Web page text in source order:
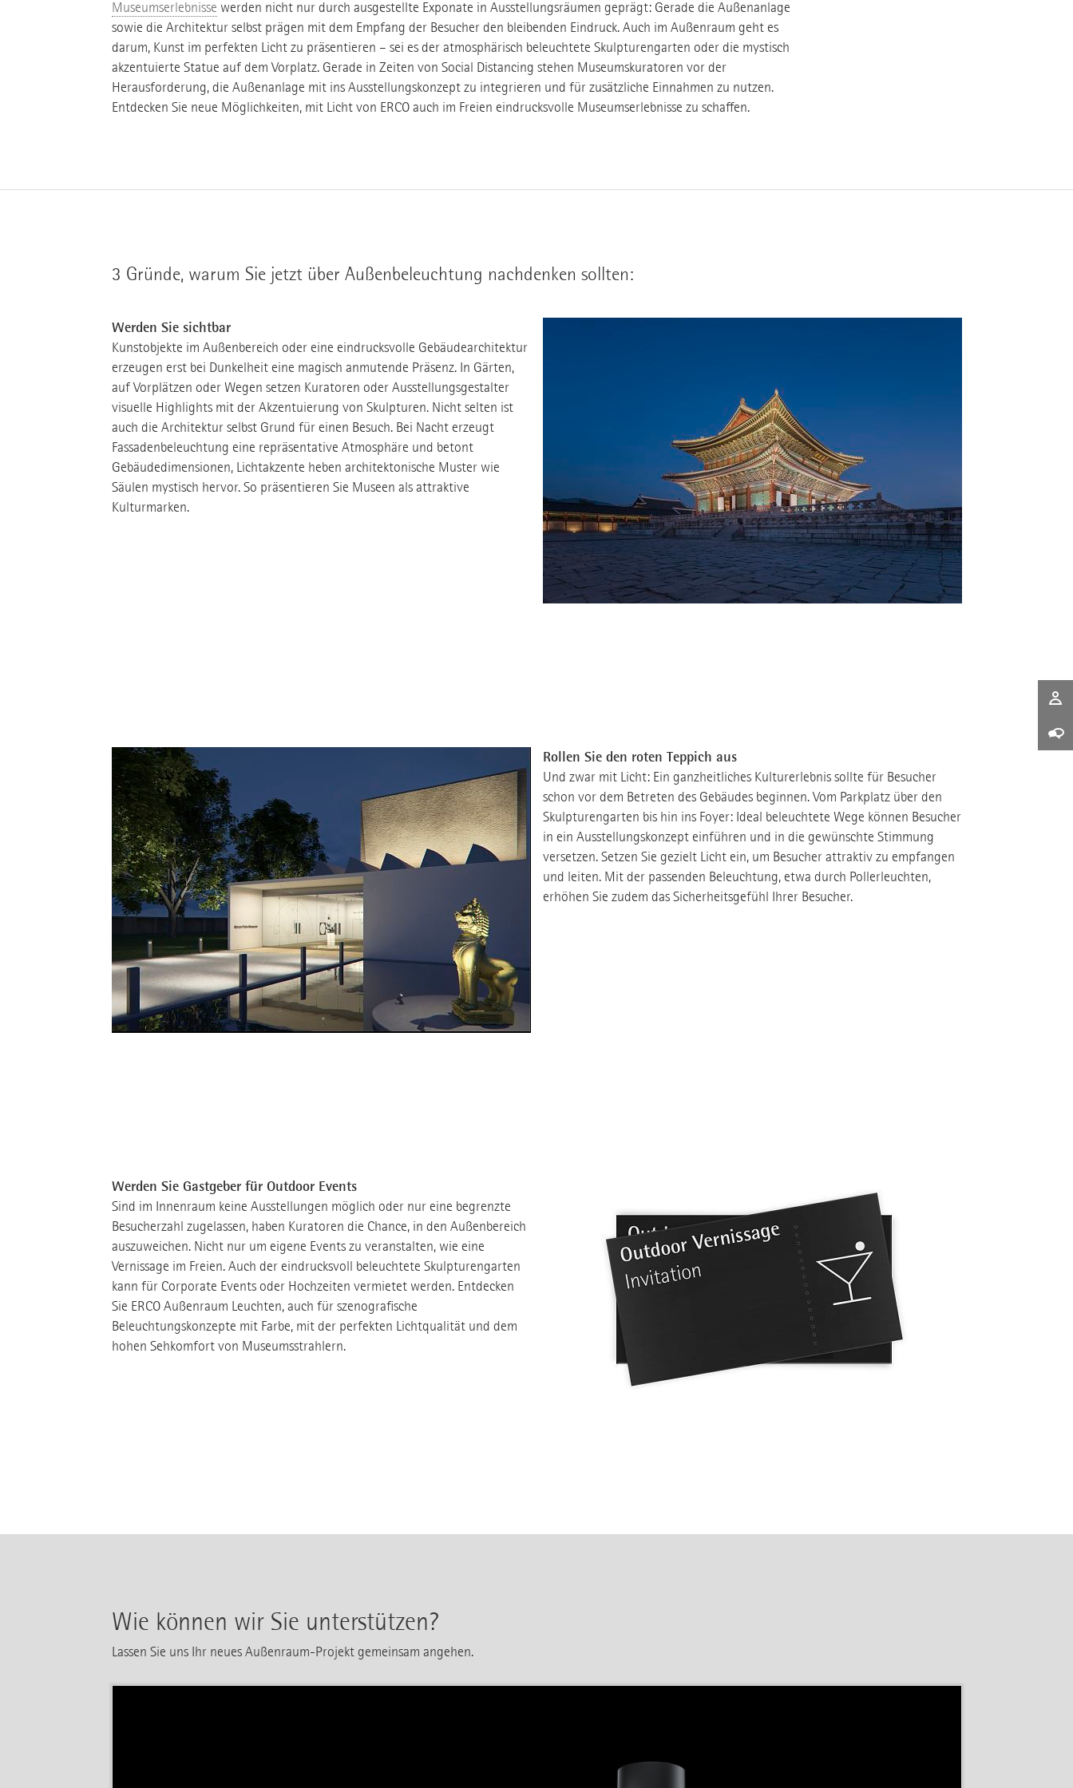
Museumserlebnisse werden nicht nur durch ausgestellte Exponate in Ausstellungsräumen geprägt: Gerade die Außenanlage
sowie die Architektur selbst prägen mit dem Empfang der Besucher den bleibenden Eindruck. Auch im Außenraum geht es
darum, Kunst im perfekten Licht zu präsentieren – sei es der atmosphärisch beleuchtete Skulpturengarten oder die mystisch
akzentuierte Statue auf dem Vorplatz. Gerade in Zeiten von Social Distancing stehen Museumskuratoren vor der
Herausforderung, die Außenanlage mit ins Ausstellungskonzept zu integrieren und für zusätzliche Einnahmen zu nutzen.
Entdecken Sie neue Möglichkeiten, mit Licht von ERCO auch im Freien eindrucksvolle Museumserlebnisse zu schaffen.
3 Gründe, warum Sie jetzt über Außenbeleuchtung nachdenken sollten:
Werden Sie sichtbar
Kunstobjekte im Außenbereich oder eine eindrucksvolle Gebäudearchitektur
erzeugen erst bei Dunkelheit eine magisch anmutende Präsenz. In Gärten,
auf Vorplätzen oder Wegen setzen Kuratoren oder Ausstellungsgestalter
visuelle Highlights mit der Akzentuierung von Skulpturen. Nicht selten ist
auch die Architektur selbst Grund für einen Besuch. Bei Nacht erzeugt
Fassadenbeleuchtung eine repräsentative Atmosphäre und betont
Gebäudedimensionen, Lichtakzente heben architektonische Muster wie
Säulen mystisch hervor. So präsentieren Sie Museen als attraktive
Kulturmarken.
Rollen Sie den roten Teppich aus
Und zwar mit Licht: Ein ganzheitliches Kulturerlebnis sollte für Besucher
schon vor dem Betreten des Gebäudes beginnen. Vom Parkplatz über den
Skulpturengarten bis hin ins Foyer: Ideal beleuchtete Wege können Besucher
in ein Ausstellungskonzept einführen und in die gewünschte Stimmung
versetzen. Setzen Sie gezielt Licht ein, um Besucher attraktiv zu empfangen
und leiten. Mit der passenden Beleuchtung, etwa durch Pollerleuchten,
erhöhen Sie zudem das Sicherheitsgefühl Ihrer Besucher.
Werden Sie Gastgeber für Outdoor Events
Sind im Innenraum keine Ausstellungen möglich oder nur eine begrenzte
Besucherzahl zugelassen, haben Kuratoren die Chance, in den Außenbereich
auszuweichen. Nicht nur um eigene Events zu veranstalten, wie eine
Vernissage im Freien. Auch der eindrucksvoll beleuchtete Skulpturengarten
kann für Corporate Events oder Hochzeiten vermietet werden. Entdecken
Sie ERCO Außenraum Leuchten, auch für szenografische
Beleuchtungskonzepte mit Farbe, mit der perfekten Lichtqualität und dem
hohen Sehkomfort von Museumsstrahlern.
Wie können wir Sie unterstützen?
Lassen Sie uns Ihr neues Außenraum-Projekt gemeinsam angehen.